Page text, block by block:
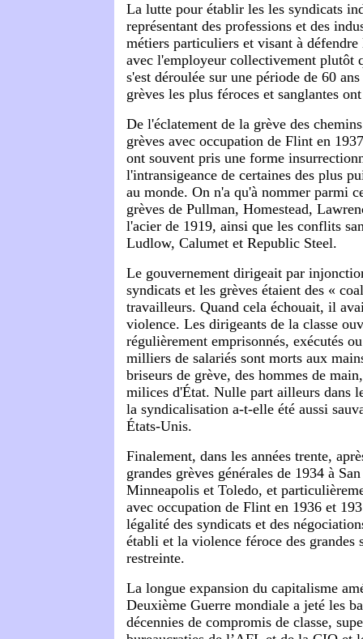
La lutte pour établir les les syndicats
représentant des professions et des
métiers particuliers et visant à
avec l'employeur collectivement plutôt
s'est déroulée sur une période de 60
grèves les plus féroces et sanglantes
De l'éclatement de la grève des
grèves avec occupation de Flint en
ont souvent pris une forme
l'intransigeance de certaines des plus
au monde. On n'a qu'à nommer parmi
grèves de Pullman, Homestead,
l'acier de 1919, ainsi que les conflits
Ludlow, Calumet et Republic Steel.
Le gouvernement dirigeait par
syndicats et les grèves étaient des «
travailleurs. Quand cela échouait, il
violence. Les dirigeants de la classe
régulièrement emprisonnés, exécutés
milliers de salariés sont morts aux
briseurs de grève, des hommes de
milices d'État. Nulle part ailleurs dans
la syndicalisation a-t-elle été aussi
États-Unis.
Finalement, dans les années trente,
grandes grèves générales de 1934 à
Minneapolis et Toledo, et
avec occupation de Flint en 1936 et
légalité des syndicats et des
établi et la violence féroce des grandes
restreinte.
La longue expansion du capitalisme
Deuxième Guerre mondiale a jeté les
décennies de compromis de classe,